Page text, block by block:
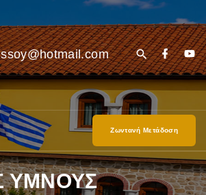
Ζωντανή Μετάδοση
ΥΜΝΟΥΣ